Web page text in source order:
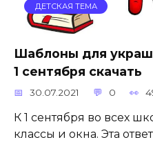
ДЕТСКАЯ ТЕМА
Шаблоны для
1 сентября скачать
30.07.2021 0
К 1 сентября во всех
классы и окна. Эта